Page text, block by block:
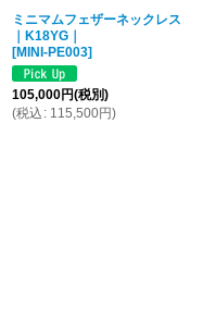
ミニマムフェザーネックレス
｜K18YG｜
[MINI-PE003]
105,000円(税別)
(税込 : 115,500円)